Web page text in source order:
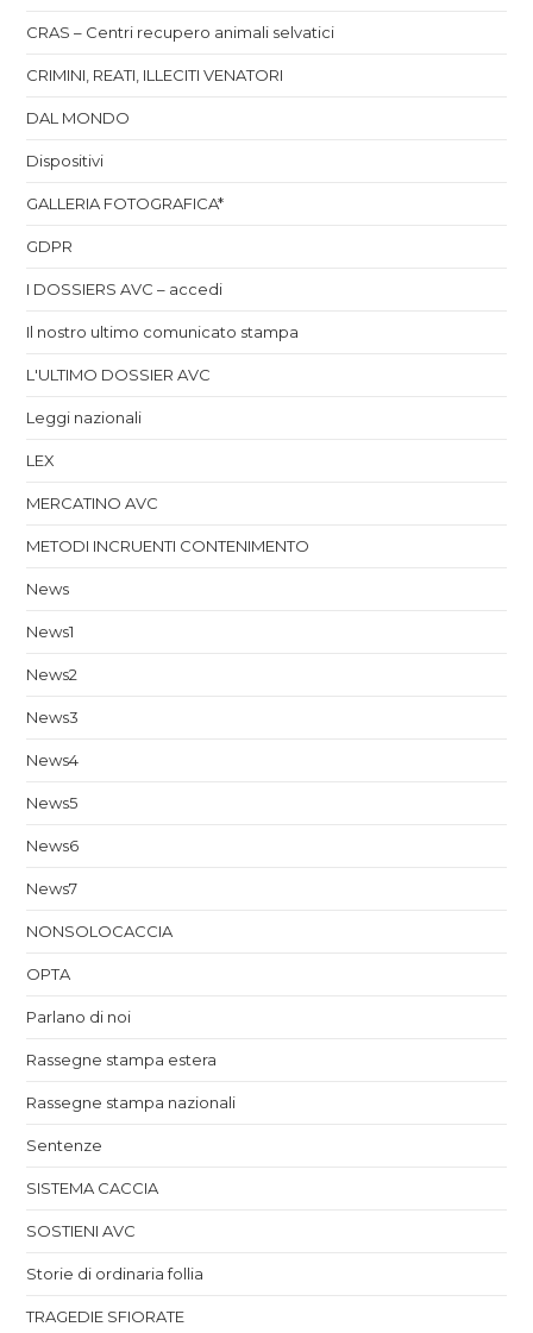
CRAS – Centri recupero animali selvatici
CRIMINI, REATI, ILLECITI VENATORI
DAL MONDO
Dispositivi
GALLERIA FOTOGRAFICA*
GDPR
I DOSSIERS AVC – accedi
Il nostro ultimo comunicato stampa
L'ULTIMO DOSSIER AVC
Leggi nazionali
LEX
MERCATINO AVC
METODI INCRUENTI CONTENIMENTO
News
News1
News2
News3
News4
News5
News6
News7
NONSOLOCACCIA
OPTA
Parlano di noi
Rassegne stampa estera
Rassegne stampa nazionali
Sentenze
SISTEMA CACCIA
SOSTIENI AVC
Storie di ordinaria follia
TRAGEDIE SFIORATE